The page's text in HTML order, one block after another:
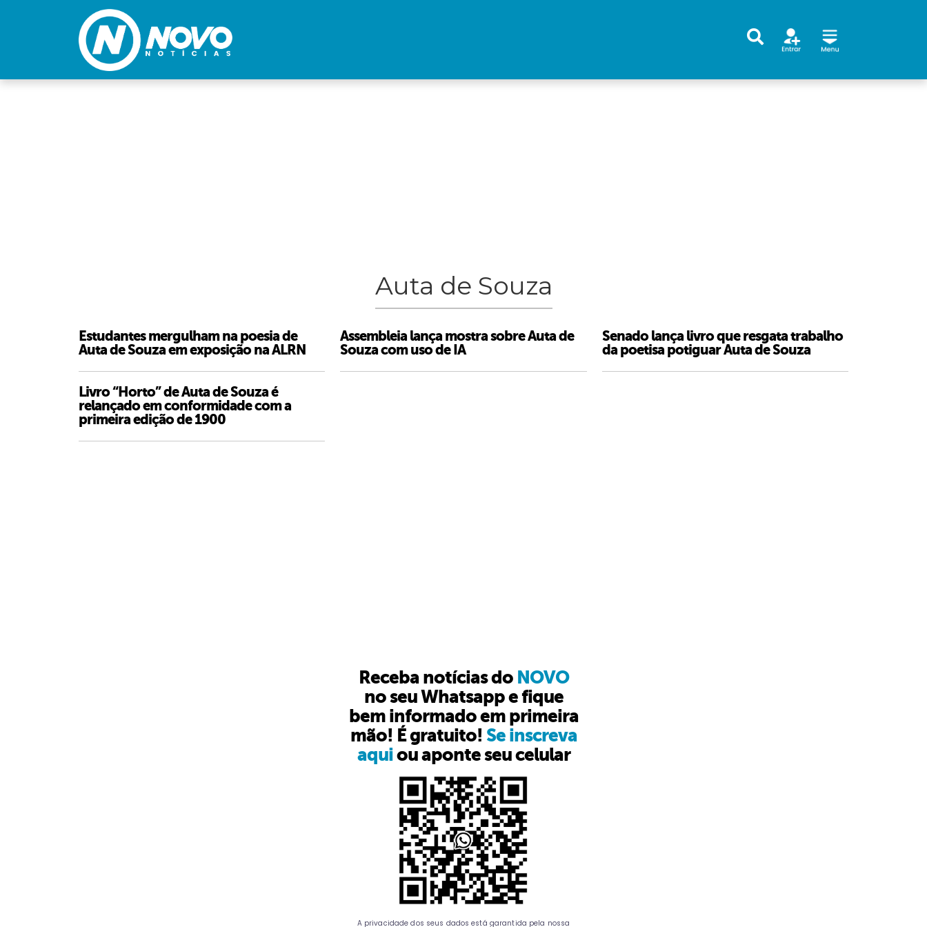
Auta de Souza
Estudantes mergulham na poesia de
Auta de Souza em exposição na ALRN
Assembleia lança mostra sobre Auta de
Souza com uso de IA
Senado lança livro que resgata trabalho
da poetisa potiguar Auta de Souza
Livro “Horto” de Auta de Souza é
relançado em conformidade com a
primeira edição de 1900
Receba notícias do NOVO
no seu Whatsapp e fique
bem informado em primeira
mão! É gratuito! Se inscreva
aquiou aponte seu celular
A privacidade dos seus dados está garantida pela nossa